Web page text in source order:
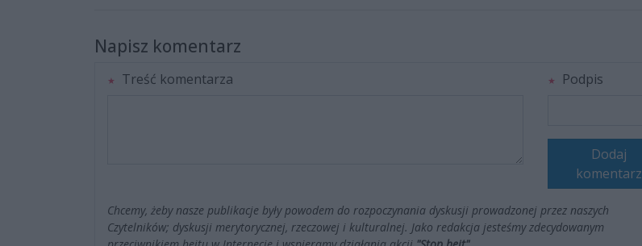
Napisz komentarz
Treść komentarza Podpis
Dodaj
komentarz
Chcemy, żeby nasze publikacje były powodem do rozpoczynania dyskusji prowadzonej przez naszych
Czytelników; dyskusji merytorycznej, rzeczowej i kulturalnej. Jako redakcja jesteśmy zdecydowanym